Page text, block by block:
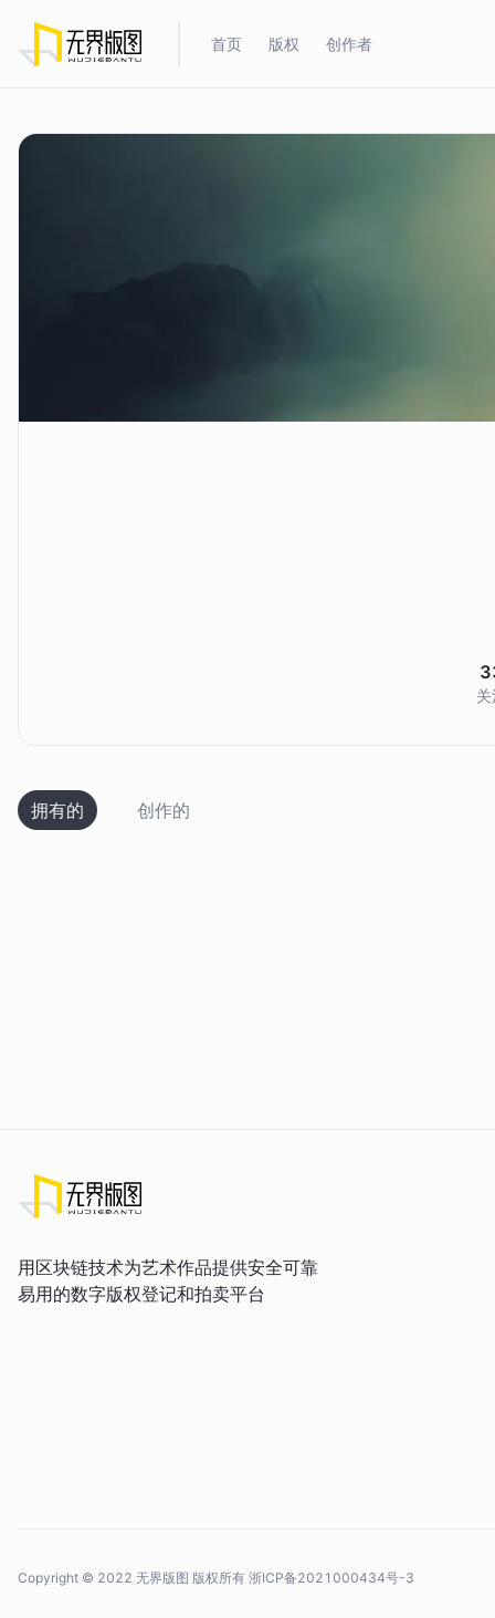
首页 版权 创作者
拥有的 创作的
用区块链技术为艺术作品提供安全可靠
易用的数字版权登记和拍卖平台
Copyright © 2022 无界版图 版权所有 浙ICP备2021000434号-3